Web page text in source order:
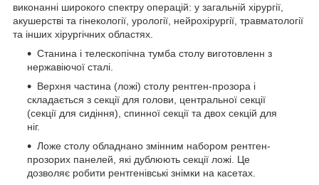
виконанні широкого спектру операцій: у загальній хірургії,
акушерстві та гінекології, урології, нейрохірургії, травматології
та інших хірургічних областях.
Станина і телескопічна тумба столу виготовленн з
нержавіючої сталі.
Верхня частина (ложі) столу рентген-прозора і
складається з секції для голови, центральної секції
(секції для сидіння), спинної секції та двох секцій для
ніг.
Ложе столу обладнано змінним набором рентген-
прозорих панелей, які дублюють секції ложі. Це
дозволяє робити рентгенівські знімки на касетах.